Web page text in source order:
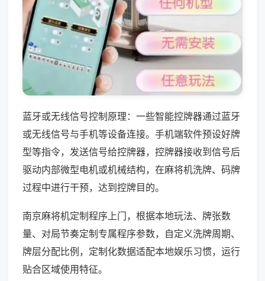
蓝牙或无线信号控制原理：一些智能控牌器通过蓝牙
或无线信号与手机等设备连接。手机端软件预设好牌
型等指令，发送信号给控牌器，控牌器接收到信号后
驱动内部微型电机或机械结构，在麻将机洗牌、码牌
过程中进行干预，达到控牌目的。
南京麻将机定制程序上门，根据本地玩法、牌张数
量、对局节奏定制专属程序参数，自定义洗牌周期、
牌层分配比例，定制化数据适配本地娱乐习惯，运行
贴合区域使用特征。